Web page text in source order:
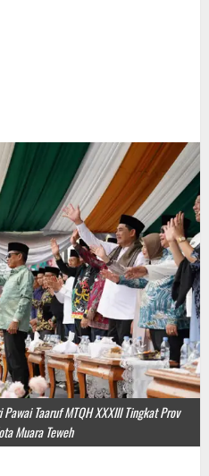
Taaruf MTQH XXXIII Tingkat Prov
Muara Teweh